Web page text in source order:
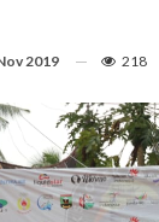
2019 218